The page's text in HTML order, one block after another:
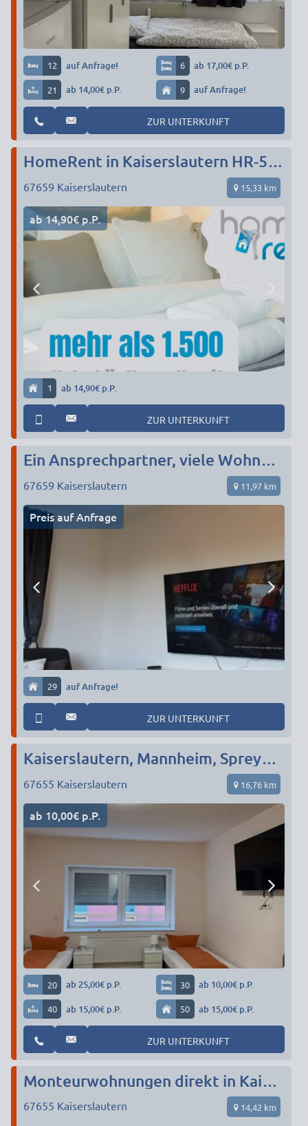
12 auf Anfrage! 6 ab 17,00€ p.P.
21 ab 14,00€ p.P. 9 auf Anfrage!
ZUR UNTERKUNFT
HomeRent in Kaiserslautern HR-52201-kaiserslautern
67659 Kaiserslautern 15,33 km
ab 14,90€ p.P.
1 ab 14,90€ p.P.
ZUR UNTERKUNFT
Ein Ansprechpartner, viele Wohnungen ideal für Firmen!
67659 Kaiserslautern 11,97 km
Preis auf Anfrage
29 auf Anfrage!
ZUR UNTERKUNFT
Kaiserslautern, Mannheim, Spreyer, Saarbrücken…
67655 Kaiserslautern 16,76 km
ab 10,00€ p.P.
20 ab 25,00€ p.P. 30 ab 10,00€ p.P.
40 ab 15,00€ p.P. 50 ab 15,00€ p.P.
ZUR UNTERKUNFT
Monteurwohnungen direkt in Kaiserslautern!!! 5 STERNE Bewertung
67655 Kaiserslautern 14,42 km